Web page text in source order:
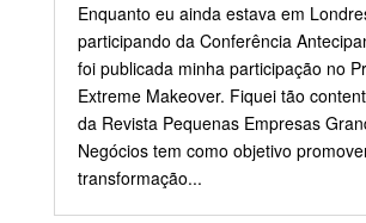
Enquanto eu ainda estava em
participando da Conferência
foi publicada minha participação no
Extreme Makeover. Fiquei tão
da Revista Pequenas Empresas
Negócios tem como objetivo
transformação...